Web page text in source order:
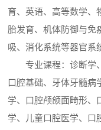
育、英语、高等数学、
胎发育、机体防御与免
吸、消化系统等器官系
专业课程：诊断学
口腔基础、牙体牙髓病
学、口腔颅颌面畸形、
学、儿童口腔医学、口